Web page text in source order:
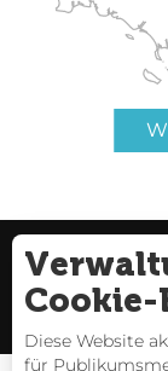
Diese Website
für